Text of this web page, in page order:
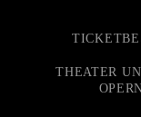
THEATER